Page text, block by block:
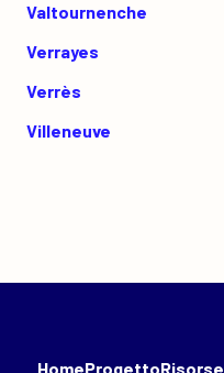
Valtournenche
Verrayes
Verrès
Villeneuve
HomeProgettoRisorse